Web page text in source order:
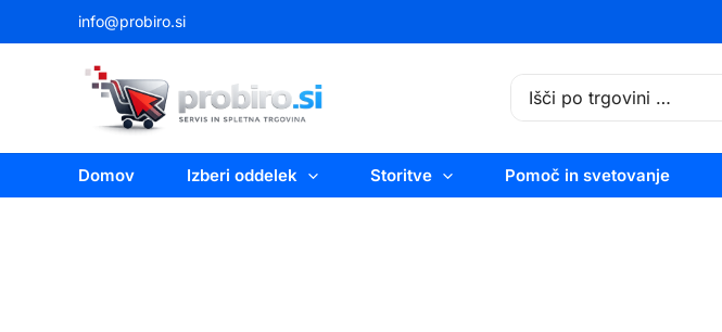
to
info@probiro.si
Search
for:
Domov Izberi oddelek Storitve Pomoč in svetovanje